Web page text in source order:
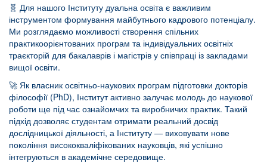
🧬 Для нашого Інституту дуальна освіта є важливим
інструментом формування майбутнього кадрового потенціалу.
Ми розглядаємо можливості створення спільних
практикоорієнтованих програм та індивідуальних освітніх
траєкторій для бакалаврів і магістрів у співпраці із закладами
вищої освіти.
🚀 Як власник освітньо-наукових програм підготовки докторів
філософії (PhD), Інститут активно залучає молодь до наукової
роботи ще під час ознайомчих та виробничих практик. Такий
підхід дозволяє студентам отримати реальний досвід
дослідницької діяльності, а Інституту — виховувати нове
покоління висококваліфікованих науковців, які успішно
інтегруються в академічне середовище.